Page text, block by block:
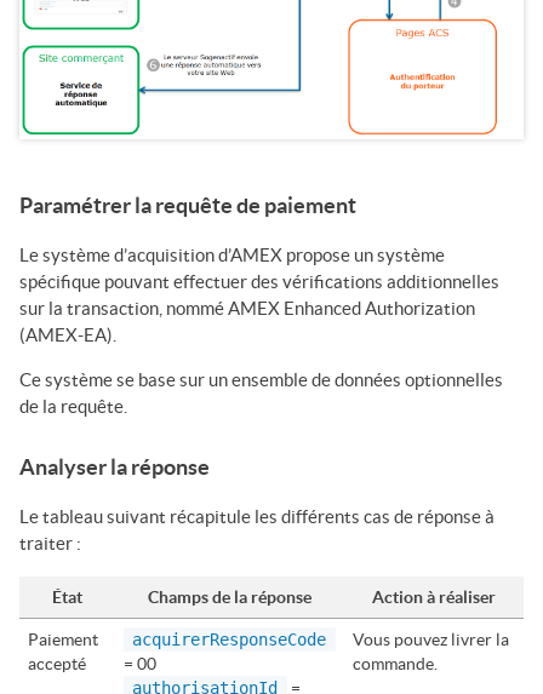
Paramétrer la requête de paiement
Le système d’acquisition d’AMEX propose un système
spécifique pouvant effectuer des vérifications additionnelles
sur la transaction, nommé AMEX Enhanced Authorization
(AMEX-EA).
Ce système se base sur un ensemble de données optionnelles
de la requête.
Analyser la réponse
Le tableau suivant récapitule les différents cas de réponse à
traiter :
État Champs de la réponse Action à réaliser
Paiement
accepté
acquirerResponseCode
= 00
authorisationId
=
Vous pouvez livrer la
commande.